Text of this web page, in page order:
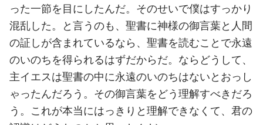
った一節を目にしたんだ。そのせいで僕はすっかり
混乱した。と言うのも、聖書に神様の御言葉と人間
の証しが含まれているなら、聖書を読むことで永遠
のいのちを得られるはずだからだ。ならどうして、
主イエスは聖書の中に永遠のいのちはないとおっし
ゃったんだろう。その御言葉をどう理解すべきだろ
う。これが本当にはっきりと理解できなくて、君の